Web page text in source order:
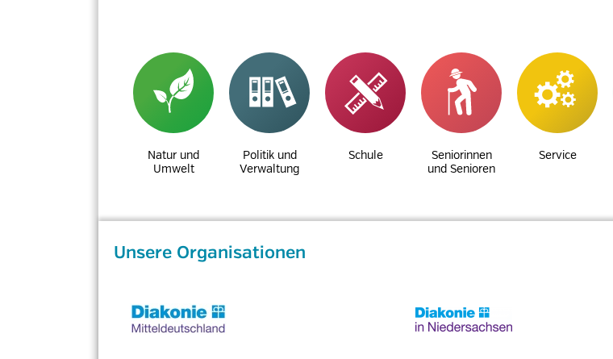
Natur und
Umwelt
Politik und
Verwaltung
Schule
Seniorinnen
und Senioren
Service
Unsere Organisationen